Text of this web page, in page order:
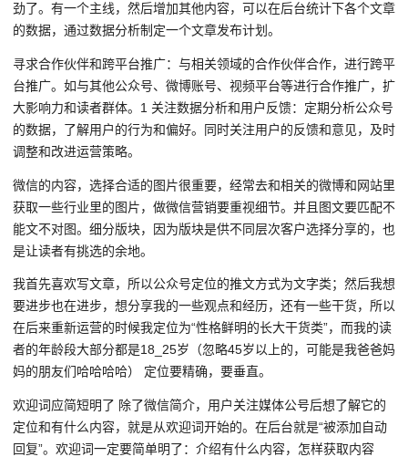
劲了。有一个主线，然后增加其他内容，可以在后台统计下各个文章
的数据，通过数据分析制定一个文章发布计划。
寻求合作伙伴和跨平台推广：与相关领域的合作伙伴合作，进行跨平
台推广。如与其他公众号、微博账号、视频平台等进行合作推广，扩
大影响力和读者群体。1 关注数据分析和用户反馈：定期分析公众号
的数据，了解用户的行为和偏好。同时关注用户的反馈和意见，及时
调整和改进运营策略。
微信的内容，选择合适的图片很重要，经常去和相关的微博和网站里
获取一些行业里的图片，做微信营销要重视细节。并且图文要匹配不
能文不对图。细分版块，因为版块是供不同层次客户选择分享的，也
是让读者有挑选的余地。
我首先喜欢写文章，所以公众号定位的推文方式为文字类；然后我想
要进步也在进步，想分享我的一些观点和经历，还有一些干货，所以
在后来重新运营的时候我定位为“性格鲜明的长大干货类”，而我的读
者的年龄段大部分都是18_25岁（忽略45岁以上的，可能是我爸爸妈
妈的朋友们哈哈哈哈） 定位要精确，要垂直。
欢迎词应简短明了 除了微信简介，用户关注媒体公号后想了解它的
定位和有什么内容，就是从欢迎词开始的。在后台就是“被添加自动
回复”。欢迎词一定要简单明了：介绍有什么内容，怎样获取内容